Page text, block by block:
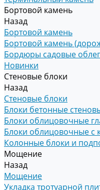
Бортовой камень
Назад
Бортовой камень
Бортовой камень
Бордюры садовые
Новинки
Стеновые блоки
Назад
Стеновые блоки
Блоки бетонные
Блоки облицовочные
Блоки облицовочные с
Колонные блоки и
Мощение
Назад
Мощение
Укладка тротуарной